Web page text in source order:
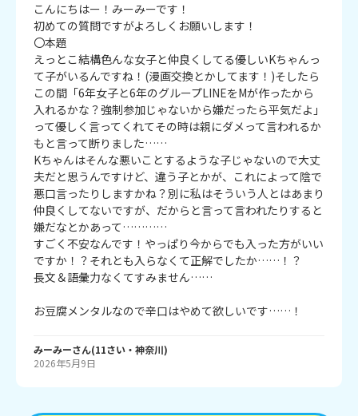
こんにちはー！みーみーです！
初めての質問ですがよろしくお願いします！
〇本題
えっとこ結構色んな女子と仲良くしてる優しいKちゃんっ
て子がいるんですね！(漫画交換とかしてます！)そしたら
この間「6年女子と6年のグループLINEをMが作ったから
入れるかな？強制参加じゃないから嫌だったら平気だよ」
って優しく言ってくれてその時は親にダメって言われるか
もと言って断りました……
Kちゃんはそんな悪いことするような子じゃないので大丈
夫だと思うんですけど、違う子とかが、これによって陰で
悪口言ったりしますかね？別に私はそういう人とはあまり
仲良くしてないですが、だからと言って言われたりすると
嫌だなとかあって…………
すごく不安なんです！やっぱり今からでも入った方がいい
ですか！？それとも入らなくて正解でしたか……！？
長文＆語彙力なくてすみません……
お豆腐メンタルなので辛口はやめて欲しいです……！
みーみーさん(11さい・ 神奈川)
2026年5月9日